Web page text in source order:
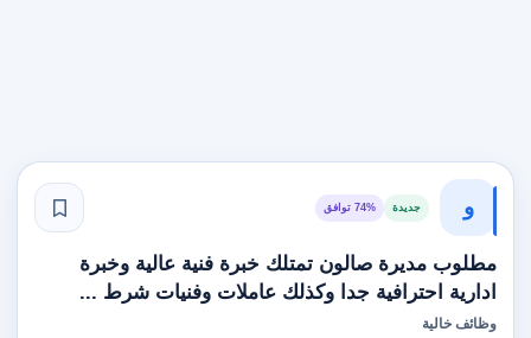
و جديدة 74% توافق
مطلوب مديرة صالون تمتلك خبرة فنية عالية وخبرة
ادارية احترافية جدا وكذلك عاملات وفنيات شرط ...
وظائف خالية